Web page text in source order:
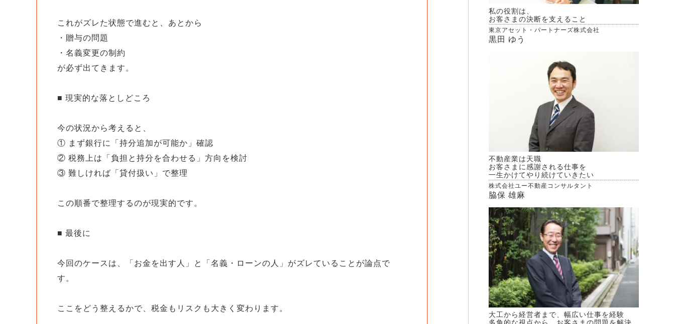
これがズレた状態で進むと、あとから
・贈与の問題
・名義変更の制約
が必ず出てきます。
■ 現実的な落としどころ
今の状況から考えると、
① まず銀行に「持分追加が可能か」確認
② 税務上は「負担と持分を合わせる」方向を検討
③ 難しければ「貸付扱い」で整理
この順番で整理するのが現実的です。
■ 最後に
今回のケースは、「お金を出す人」と「名義・ローンの人」がズレていることが論点で
す。
ここをどう整えるかで、税金もリスクも大きく変わります。
私の役割は、
お客さまの決断を支えること
東京アセット・パートナーズ株式会社
黒田 ゆう
不動産業は天職
お客さまに感謝される仕事を
一生かけてやり続けていきたい
株式会社ユー不動産コンサルタント
脇保 雄麻
大工から経営者まで、幅広い仕事を経験